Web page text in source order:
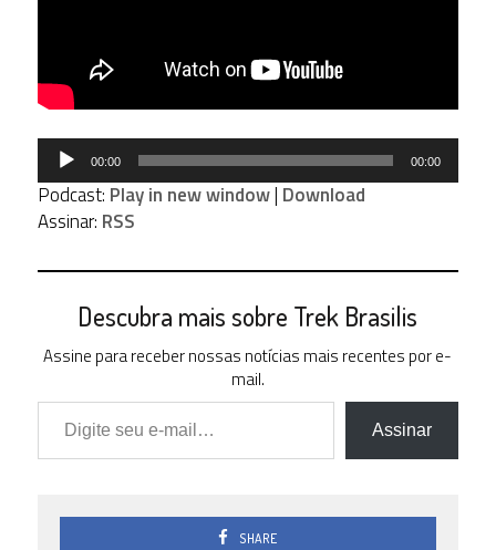
Tocador
áudio
00:00 00:00
Podcast: Play in new window| Download
Assinar: RSS
Descubra mais sobre Trek Brasilis
Assine para receber nossas notícias mais recentes por e-
mail.
Digite seu e-mail…
Assinar
SHARE